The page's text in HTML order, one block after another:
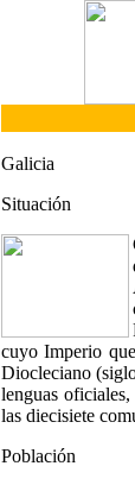
Galicia
Situación
cuyo Imperio
Diocleciano
lenguas
las diecisiete
Población